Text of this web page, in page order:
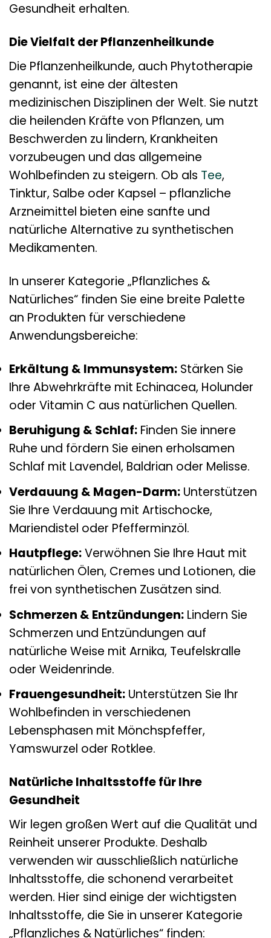
Gesundheit erhalten.
Die Vielfalt der Pflanzenheilkunde
Die Pflanzenheilkunde, auch Phytotherapie
genannt, ist eine der ältesten
medizinischen Disziplinen der Welt. Sie nutzt
die heilenden Kräfte von Pflanzen, um
Beschwerden zu lindern, Krankheiten
vorzubeugen und das allgemeine
Wohlbefinden zu steigern. Ob als Tee,
Tinktur, Salbe oder Kapsel – pflanzliche
Arzneimittel bieten eine sanfte und
natürliche Alternative zu synthetischen
Medikamenten.
In unserer Kategorie „Pflanzliches &
Natürliches“ finden Sie eine breite Palette
an Produkten für verschiedene
Anwendungsbereiche:
Erkältung & Immunsystem: Stärken Sie
Ihre Abwehrkräfte mit Echinacea, Holunder
oder Vitamin C aus natürlichen Quellen.
Beruhigung & Schlaf: Finden Sie innere
Ruhe und fördern Sie einen erholsamen
Schlaf mit Lavendel, Baldrian oder Melisse.
Verdauung & Magen-Darm: Unterstützen
Sie Ihre Verdauung mit Artischocke,
Mariendistel oder Pfefferminzöl.
Hautpflege:Verwöhnen Sie Ihre Haut mit
natürlichen Ölen, Cremes und Lotionen, die
frei von synthetischen Zusätzen sind.
Schmerzen & Entzündungen: Lindern Sie
Schmerzen und Entzündungen auf
natürliche Weise mit Arnika, Teufelskralle
oder Weidenrinde.
Frauengesundheit: Unterstützen Sie Ihr
Wohlbefinden in verschiedenen
Lebensphasen mit Mönchspfeffer,
Yamswurzel oder Rotklee.
Natürliche Inhaltsstoffe für Ihre
Gesundheit
Wir legen großen Wert auf die Qualität und
Reinheit unserer Produkte. Deshalb
verwenden wir ausschließlich natürliche
Inhaltsstoffe, die schonend verarbeitet
werden. Hier sind einige der wichtigsten
Inhaltsstoffe, die Sie in unserer Kategorie
„Pflanzliches & Natürliches“ finden: